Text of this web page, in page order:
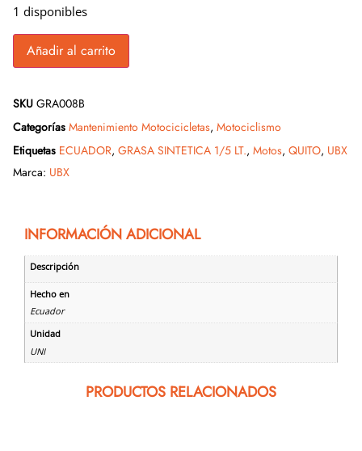
1 disponibles
Añadir al carrito
SKU GRA008B
Categorías Mantenimiento Motocicicletas, Motociclismo
Etiquetas ECUADOR, GRASA SINTETICA 1/5 LT., Motos, QUITO, UBX
Marca: UBX
INFORMACIÓN ADICIONAL
Descripción
Hecho en
Ecuador
Unidad
UNI
PRODUCTOS RELACIONADOS